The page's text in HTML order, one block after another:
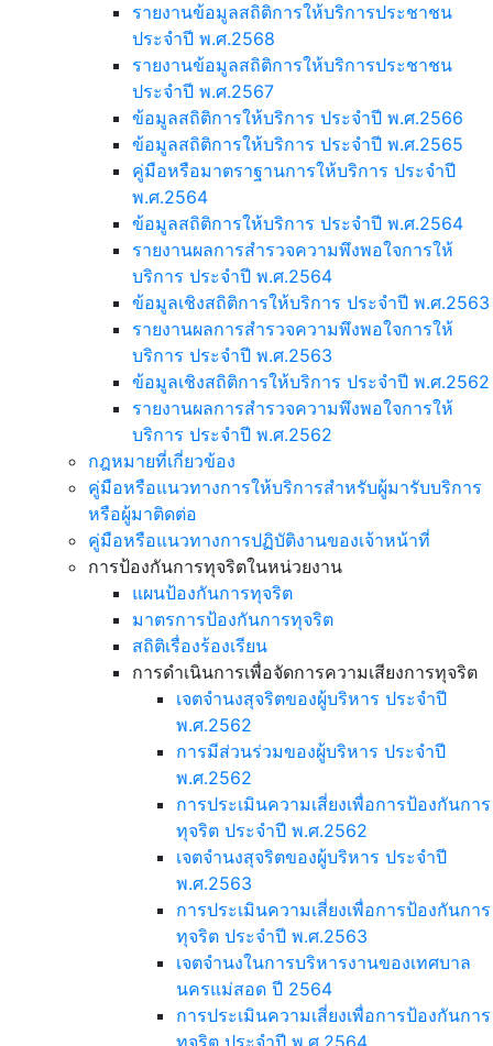
รายงานข้อมูลสถิติการให้บริการประชาชน
ประจำปี พ.ศ.2568
รายงานข้อมูลสถิติการให้บริการประชาชน
ประจำปี พ.ศ.2567
ข้อมูลสถิติการให้บริการ ประจำปี พ.ศ.2566
ข้อมูลสถิติการให้บริการ ประจำปี พ.ศ.2565
คู่มือหรือมาตราฐานการให้บริการ ประจำปี
พ.ศ.2564
ข้อมูลสถิติการให้บริการ ประจำปี พ.ศ.2564
รายงานผลการสำรวจความพึงพอใจการให้
บริการ ประจำปี พ.ศ.2564
ข้อมูลเชิงสถิติการให้บริการ ประจำปี พ.ศ.2563
รายงานผลการสำรวจความพึงพอใจการให้
บริการ ประจำปี พ.ศ.2563
ข้อมูลเชิงสถิติการให้บริการ ประจำปี พ.ศ.2562
รายงานผลการสำรวจความพึงพอใจการให้
บริการ ประจำปี พ.ศ.2562
กฎหมายที่เกี่ยวข้อง
คู่มือหรือแนวทางการให้บริการสำหรับผู้มารับบริการ
หรือผู้มาติดต่อ
คู่มือหรือแนวทางการปฏิบัติงานของเจ้าหน้าที่
การป้องกันการทุจริตในหน่วยงาน
แผนป้องกันการทุจริต
มาตรการป้องกันการทุจริต
สถิติเรื่องร้องเรียน
การดำเนินการเพื่อจัดการความเสียงการทุจริต
เจตจำนงสุจริตของผู้บริหาร ประจำปี
พ.ศ.2562
การมีส่วนร่วมของผู้บริหาร ประจำปี
พ.ศ.2562
การประเมินความเสี่ยงเพื่อการป้องกันการ
ทุจริต ประจำปี พ.ศ.2562
เจตจำนงสุจริตของผู้บริหาร ประจำปี
พ.ศ.2563
การประเมินความเสี่ยงเพื่อการป้องกันการ
ทุจริต ประจำปี พ.ศ.2563
เจตจำนงในการบริหารงานของเทศบาล
นครแม่สอด ปี 2564
การประเมินความเสี่ยงเพื่อการป้องกันการ
ทุจริต ประจำปี พ.ศ.2564